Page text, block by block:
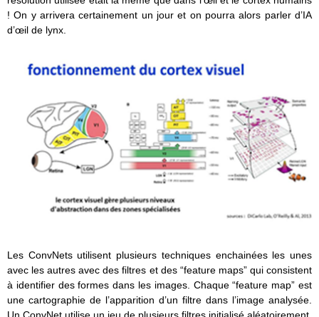
! On y arrivera certainement un jour et on pourra alors parler d’IA
d’œil de lynx.
Les ConvNets utilisent plusieurs techniques enchainées les unes
avec les autres avec des filtres et des “feature maps” qui consistent
à identifier des formes dans les images. Chaque “feature map” est
une cartographie de l’apparition d’un filtre dans l’image analysée.
Un ConvNet utilise un jeu de plusieurs filtres initialisé aléatoirement.